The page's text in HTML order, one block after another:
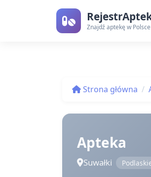
Znajdź aptekę w Polsce
Strona główna
Apteka
Suwałki